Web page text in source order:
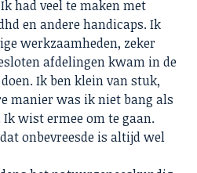
had veel te maken met
en andere handicaps. Ik
werkzaamheden, zeker
afdelingen kwam in de
Ik ben klein van stuk,
manier was ik niet bang als
wist ermee om te gaan.
onbevreesde is altijd wel